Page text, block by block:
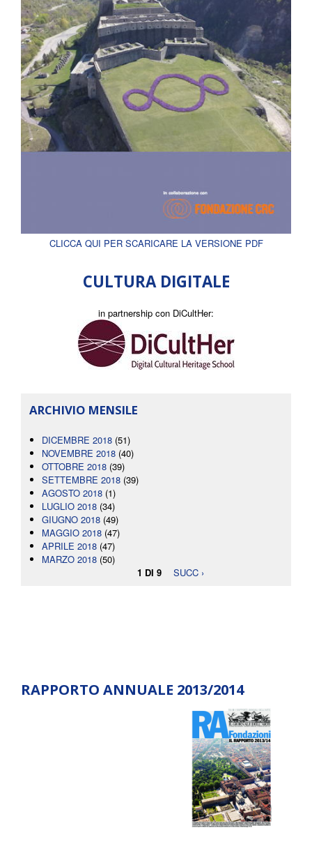
CLICCA QUI PER SCARICARE LA VERSIONE PDF
CULTURA DIGITALE
in partnership con DiCultHer:
ARCHIVIO MENSILE
DICEMBRE 2018 (51)
NOVEMBRE 2018 (40)
OTTOBRE 2018 (39)
SETTEMBRE 2018 (39)
AGOSTO 2018 (1)
LUGLIO 2018 (34)
GIUGNO 2018 (49)
MAGGIO 2018 (47)
APRILE 2018 (47)
MARZO 2018 (50)
1 DI 9
SUCC ›
RAPPORTO ANNUALE 2013/2014